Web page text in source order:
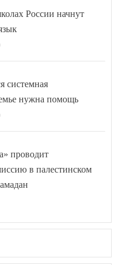
России начнут
системная
нужна помощь
проводит
в палестинском